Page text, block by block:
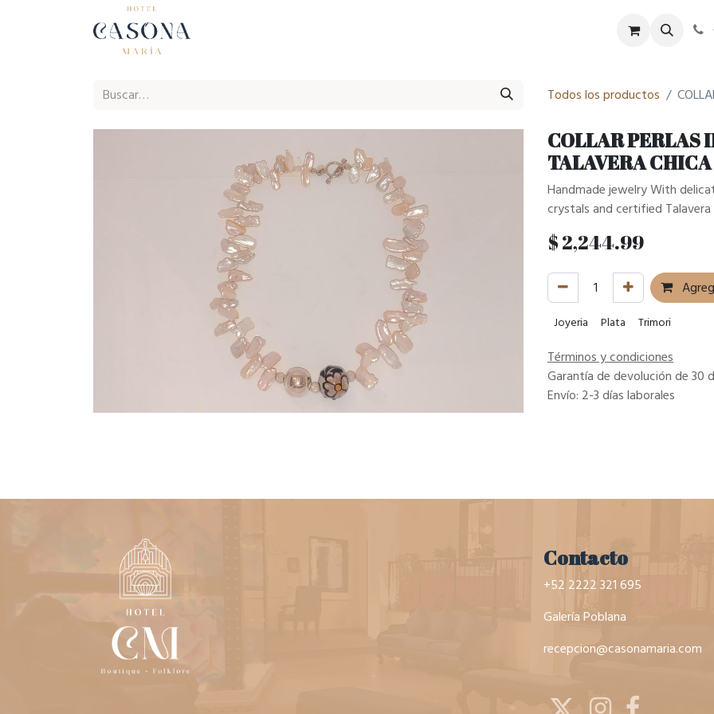
Todos los productos
COLLAR PERLAS
TALAVERA CHICA
Handmade jewelry With
crystals and certified Talavera
$2,244.99
Joyeria Plata Trimori
Términos y condiciones
Garantía de devolución de 30
Envío: 2-3 días laborales
Contacto
+52 2222 321 695
Galería Poblana
recepcion@casonamaria.com